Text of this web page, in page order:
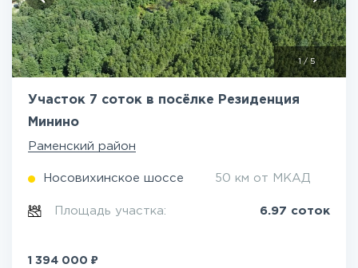
1/5
Участок 7 соток в посёлке Резиденция
Минино
Раменский район
Носовихинское шоссе 50 км от МКАД
Площадь участка: 6.97 соток
1 394 000 ₽